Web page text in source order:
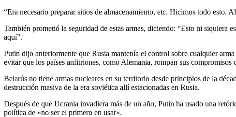
“Era necesario preparar sitios de almacenamiento, etc. Hicimos todo esto.
También prometió la seguridad de estas armas, diciendo: “Esto ni siquiera
aquí”.
Putin dijo anteriormente que Rusia mantenía el control sobre cualquier
evitar que los países anfitriones, como Alemania, rompan sus compromisos
Belarús no tiene armas nucleares en su territorio desde principios de la
destrucción masiva de la era soviética allí estacionadas en Rusia.
Después de que Ucrania invadiera más de un año, Putin ha usado una
política de «no ser el primero en usar».